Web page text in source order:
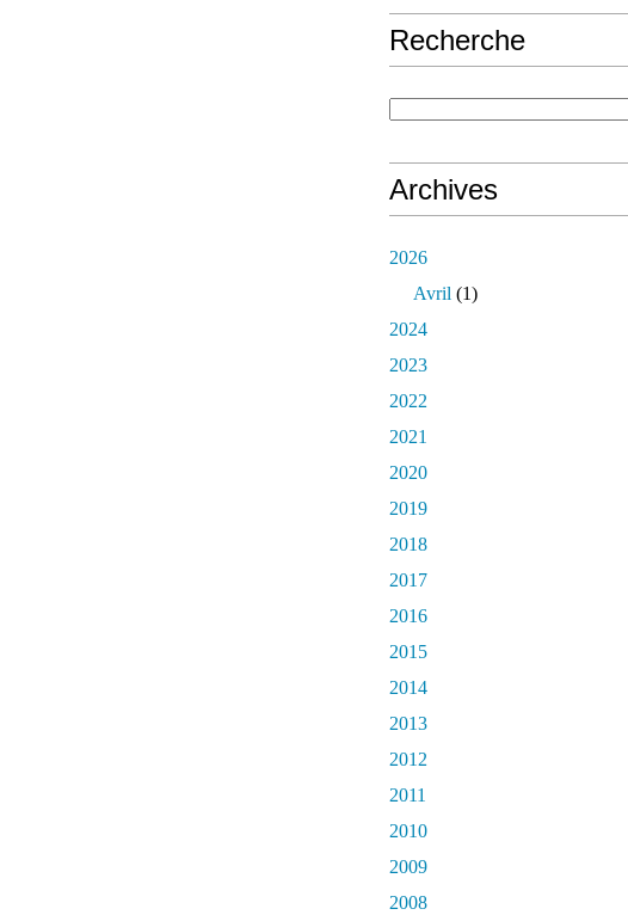
Recherche
Archives
2026
Avril (1)
2024
2023
2022
2021
2020
2019
2018
2017
2016
2015
2014
2013
2012
2011
2010
2009
2008